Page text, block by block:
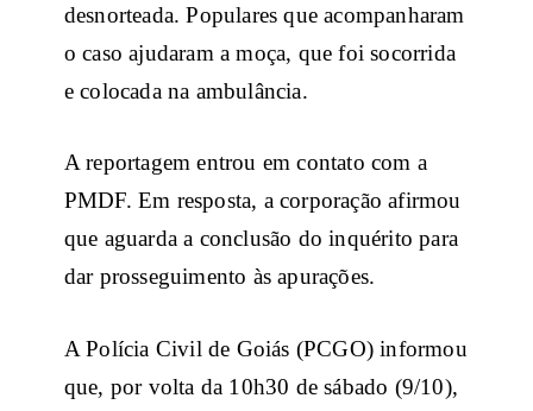
desnorteada. Populares que acompanharam
o caso ajudaram a moça, que foi socorrida
e colocada na ambulância.
A reportagem entrou em contato com a
PMDF. Em resposta, a corporação afirmou
que aguarda a conclusão do inquérito para
dar prosseguimento às apurações.
A Polícia Civil de Goiás (PCGO) informou
que, por volta da 10h30 de sábado (9/10),